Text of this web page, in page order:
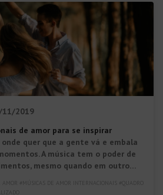
11/2019
de amor para se inspirar
quer que a gente vá e embala
A música tem o poder de
mesmo quando em outro